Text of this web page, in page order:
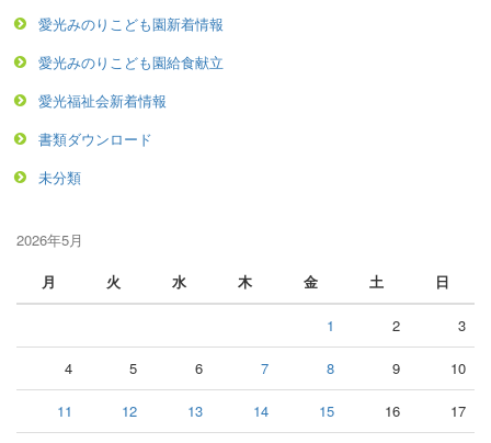
愛光みのりこども園新着情報
愛光みのりこども園給食献立
愛光福祉会新着情報
書類ダウンロード
未分類
2026年5月
月
火 水 木 金 土 日
1 2 3
4 5 6 7 8 9 10
11 12 13 14 15 16 17